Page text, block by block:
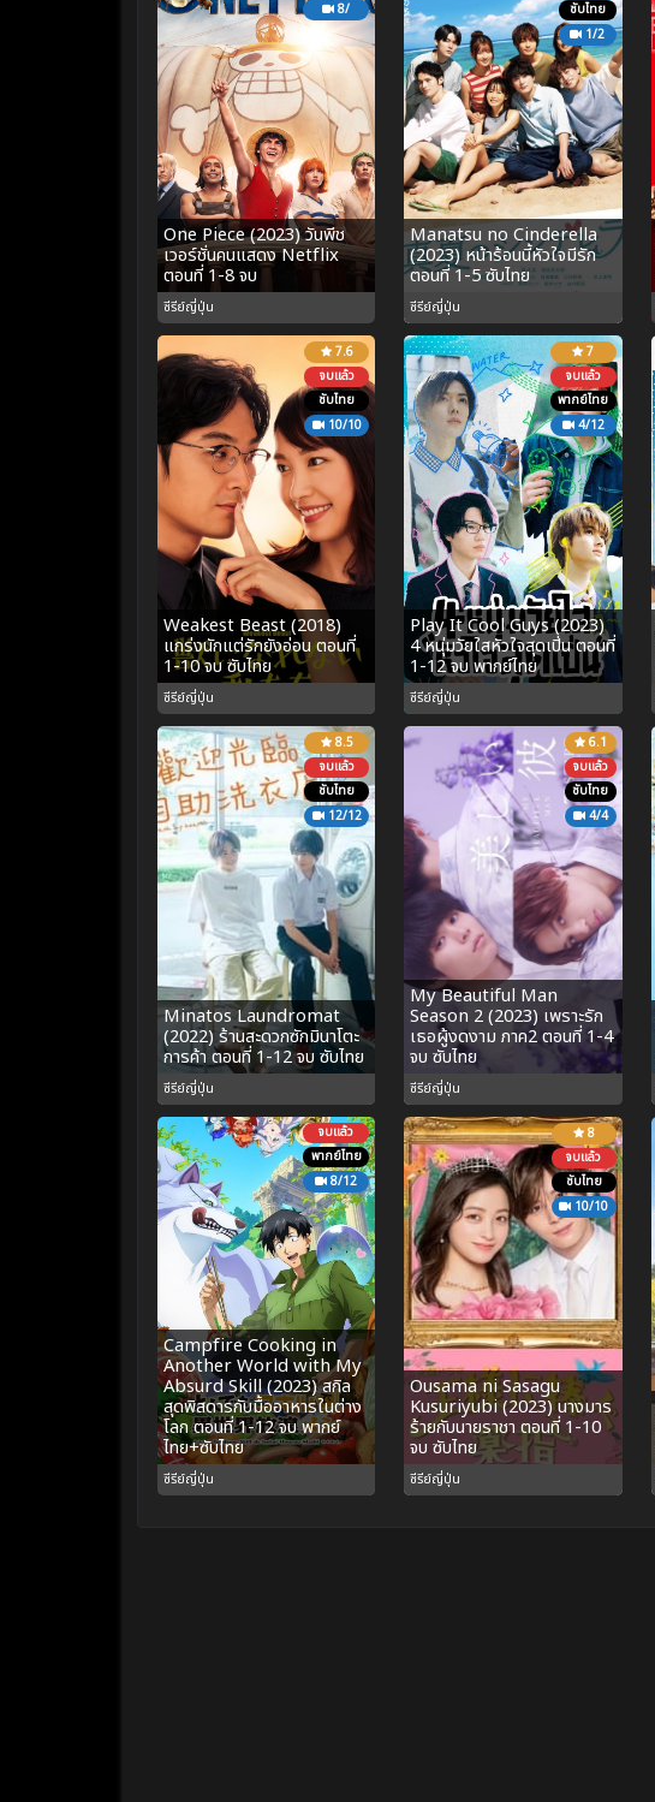
8/
One Piece (2023) วันพีช
เวอร์ชั่นคนแสดง Netflix
ตอนที่ 1-8 จบ
ซีรีย์ญี่ปุ่น
ซับไทย
1/2
Manatsu no Cinderella
(2023) หน้าร้อนนี้หัวใจมีรัก
ตอนที่ 1-5 ซับไทย
ซีรีย์ญี่ปุ่น
7.6
จบแล้ว
ซับไทย
10/10
Weakest Beast (2018)
แกร่งนักแต่รักยังอ่อน ตอนที่
1-10 จบ ซับไทย
ซีรีย์ญี่ปุ่น
7
จบแล้ว
พากย์ไทย
4/12
Play It Cool Guys (2023)
4 หนุ่มวัยใสหัวใจสุดเปิ่น ตอนที่
1-12 จบ พากย์ไทย
ซีรีย์ญี่ปุ่น
8.5
จบแล้ว
ซับไทย
12/12
Minatos Laundromat
(2022) ร้านสะดวกซักมินาโตะ
การค้า ตอนที่ 1-12 จบ ซับไทย
ซีรีย์ญี่ปุ่น
6.1
จบแล้ว
ซับไทย
4/4
My Beautiful Man
Season 2 (2023) เพราะรัก
เธอผู้งดงาม ภาค2 ตอนที่ 1-4
จบ ซับไทย
ซีรีย์ญี่ปุ่น
จบแล้ว
พากย์ไทย
8/12
Campfire Cooking in
Another World with My
Absurd Skill (2023) สกิล
สุดพิสดารกับมื้ออาหารในต่าง
โลก ตอนที่ 1-12 จบ พากย์
ไทย+ซับไทย
ซีรีย์ญี่ปุ่น
8
จบแล้ว
ซับไทย
10/10
Ousama ni Sasagu
Kusuriyubi (2023) นางมาร
ร้ายกับนายราชา ตอนที่ 1-10
จบ ซับไทย
ซีรีย์ญี่ปุ่น